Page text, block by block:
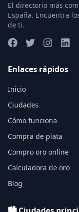
El directorio más
España. Encuentra
de ti.
Enlaces rápidos
Inicio
Ciudades
Cómo funciona
Compra de plata
Compro oro online
Calculadora de oro
Blog